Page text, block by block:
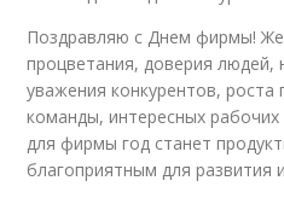
Поздравляю с Днем фирмы!
процветания, доверия людей,
уважения конкурентов, роста
команды, интересных
для фирмы год станет
благоприятным для развития